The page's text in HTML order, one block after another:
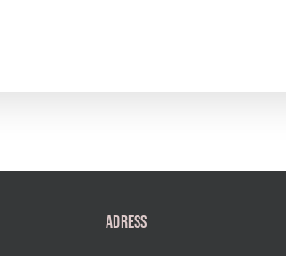
ADRESS